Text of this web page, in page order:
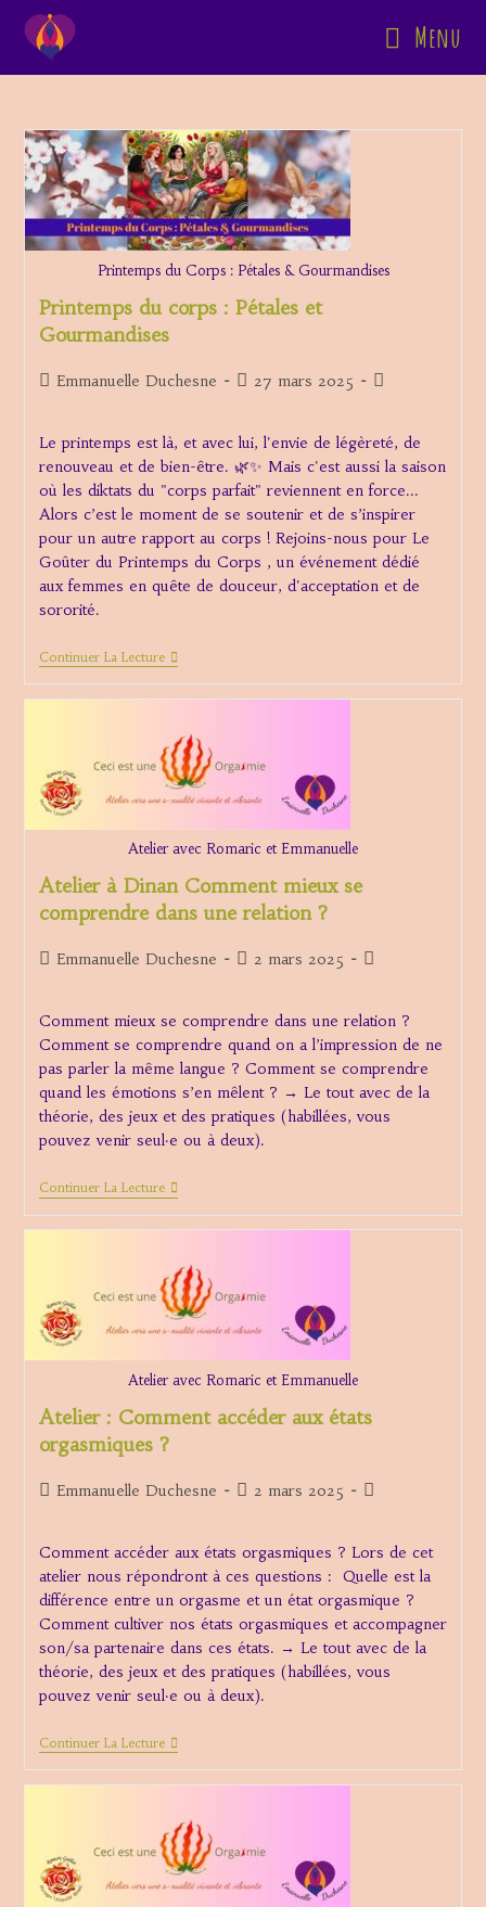
Menu
Printemps du Corps : Pétales & Gourmandises
Printemps du corps : Pétales et
Gourmandises
Auteur/autrice
publication :
Emmanuelle Duchesne
Publication
27 mars 2025
Post
Le printemps est là, et avec lui, l'envie de légèreté, de
renouveau et de bien-être. 🌿✨ Mais c'est aussi la saison
où les diktats du "corps parfait" reviennent en force...
Alors c’est le moment de se soutenir et de s’inspirer
pour un autre rapport au corps ! Rejoins-nous pour Le
Goûter du Printemps du Corps , un événement dédié
aux femmes en quête de douceur, d'acceptation et de
sororité.
Continuer La LecturePrintemps
Et
Gourmandises
Atelier avec Romaric et Emmanuelle
Atelier à Dinan Comment mieux se
comprendre dans une relation ?
Auteur/autrice
publication :
Emmanuelle Duchesne
Publication
2 mars 2025
Post
Comment mieux se comprendre dans une relation ?
Comment se comprendre quand on a l’impression de ne
pas parler la même langue ? Comment se comprendre
quand les émotions s’en mêlent ? → Le tout avec de la
théorie, des jeux et des pratiques (habillées, vous
pouvez venir seul·e ou à deux).
Continuer La LectureAtelier
À
Dinan
Se
Comprendre
Dans
Une
Atelier avec Romaric et Emmanuelle
Atelier : Comment accéder aux états
orgasmiques ?
Auteur/autrice
publication :
Emmanuelle Duchesne
Publication
2 mars 2025
Post
Comment accéder aux états orgasmiques ? Lors de cet
atelier nous répondront à ces questions : Quelle est la
différence entre un orgasme et un état orgasmique ?
Comment cultiver nos états orgasmiques et accompagner
son/sa partenaire dans ces états. → Le tout avec de la
théorie, des jeux et des pratiques (habillées, vous
pouvez venir seul·e ou à deux).
Continuer La LectureAtelier
États
Orgasmiques
?